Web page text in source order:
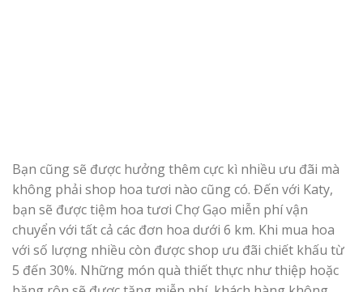
Bạn cũng sẽ được hưởng thêm cực kì nhiều ưu đãi mà
không phải shop hoa tươi nào cũng có. Đến với Katy,
bạn sẽ được tiệm hoa tươi Chợ Gạo miễn phí vận
chuyển với tất cả các đơn hoa dưới 6 km. Khi mua hoa
với số lượng nhiều còn được shop ưu đãi chiết khấu từ
5 đến 30%. Những món quà thiết thực như thiệp hoặc